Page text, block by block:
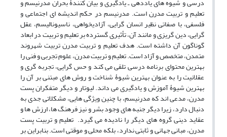
درسی و شیوه های یاددهی ـ یادگیری و بیان کنندۀ بحران مدرنیسم و
تعلیم و تربیت مدرن است. مدرنیسم در حکم اندیشه ای اجتماعی و
فلسفی، با صفاتی نظیر انسان گرایی، آزادیخواهی، ناسیونالیسم، عقل
گرایی، دین گریزی و مانند آن، تأثیری گسترده بر تعلیم و تربیت در ابعاد
گوناگون آن داشته است. هدف تعلیم و تربیت مدرن تربیت شهروند
متمدن، متخصص و آزاد است. تعلیم و تربیت مدرن، علوم تجربی و فنی را
بهترین محتوای برنامه درسی تلقی می کند و حس گرایی، تجربه گری و
عقلانیت را به عنوان بهترین شیوۀ شناخت و روش های مبتنی بر آن را
بهترین شیوۀ آموزش و یادگیری می داند. لیوتار و دیگر متفکران پست
مدرن، مدعی اند که مدرنیسم، با چنین ویژگی هایی، مشکلاتی جدی به
دنبال دارد، زیرا دیگر جنبه های وجود بشر و نیز فرهنگ ها، ارزش ها و
عقاید دینی گروه های دیگر را نادیده می گیرد. تعلیم و تربیت پست
مدرن، مبانی جهانی و ثابتی ندارد، بلکه محلی و موقتی است. بنابراین بر